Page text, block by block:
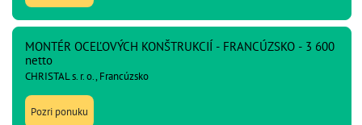
MONTÉR OCEĽOVÝCH KONŠTRUKCIÍ - FRANCÚZSKO - 3 600
netto
CHRISTAL s. r. o., Francúzsko
Pozri ponuku